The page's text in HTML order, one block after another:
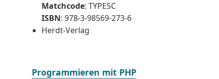
Matchcode: TYPESC
ISBN: 978-3-98569-273-6
Herdt-Verlag
Programmieren mit PHP